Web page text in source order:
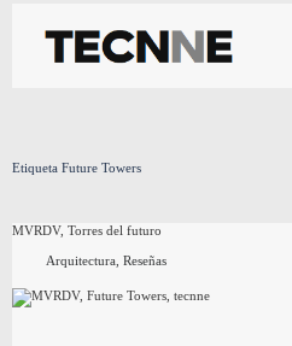
contenido
Etiqueta Future Towers
MVRDV, Torres del futuro
Arquitectura, Reseñas